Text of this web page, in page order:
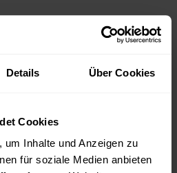
Details Über Cookies
Cookies
Inhalte und Anzeigen zu
für soziale Medien anbieten